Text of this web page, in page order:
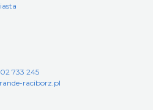
733 245
raciborz.pl